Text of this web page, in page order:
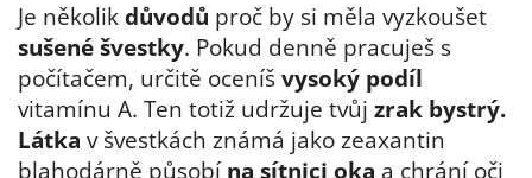
Je několik důvodů proč by si měla vyzkoušet
sušené švestky. Pokud denně pracuješ s
počítačem, určitě oceníš vysoký podíl
vitamínu A. Ten totiž udržuje tvůj zrak bystrý.
Látka v švestkách známá jako zeaxantin
blahodárně působí na sítnici oka a chrání oči